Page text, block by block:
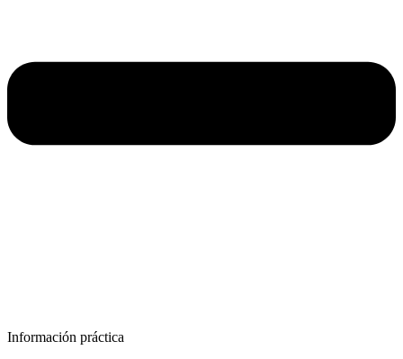
Información práctica